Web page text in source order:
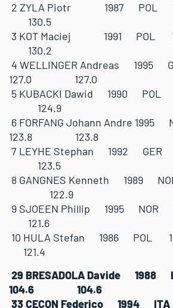
2 ZYLA Piotr 1987 POL
130.5
3 KOT Maciej 1991 POL
130.2
4 WELLINGER Andreas
127.0 127.0
5 KUBACKI Dawid 1990
124.9
6 FORFANG Johann Andre
123.8 123.8
7 LEYHE Stephan 1992
123.5
8 GANGNES Kenneth 1989
122.9
9 SJOEEN Phillip 1995
121.6
10 HULA Stefan 1986
121.4
29 BRESADOLA Davide
104.6 104.6
33 CECON Federico 1994